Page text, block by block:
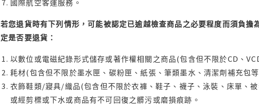
若您退貨時有下列情形，可能被認定已逾越檢查商品之必要程度而須負
定是否要退貨：
以數位或電磁紀錄形式儲存或著作權相關之商品(包含但不限於CD、
耗材(包含但不限於墨水匣、碳粉匣、紙張、筆類墨水、清潔劑補充包
衣飾鞋類/寢具/織品(包含但不限於衣褲、鞋子、襪子、泳裝、床單、
或經剪標或下水或商品有不可回復之髒污或磨損痕跡。